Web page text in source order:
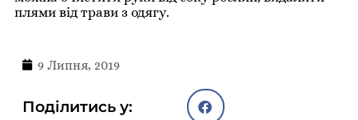
плями від трави з одягу.
9 Липня, 2019
Поділитись у: